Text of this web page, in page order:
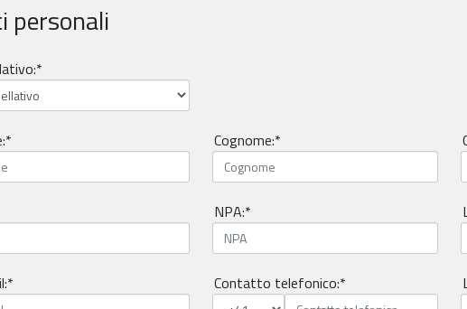
personali
Cognome:*
NPA:*
Contatto telefonico:*